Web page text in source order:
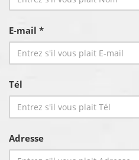
E-mail *
Tél
Adresse